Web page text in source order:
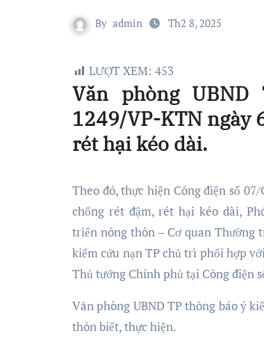
By admin Th2 8, 2025
LƯỢT XEM: 453
Văn phòng
1249/VP-KTN ngày
rét hại kéo dài.
Theo đó, thực hiện Công điện số
chống rét đậm, rét hại kéo dài,
triển nông thôn – Cơ quan Thường
kiếm cứu nạn TP chủ trì phối hợp
Thủ tướng Chính phủ tại Công điện
Văn phòng UBND TP thông báo ý
thôn biết, thực hiện.